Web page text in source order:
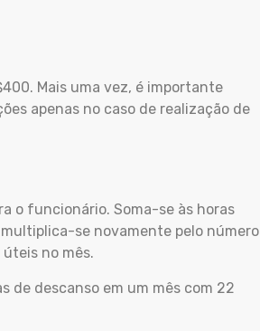
Mais uma vez, é importante
apenas no caso de realização de
o funcionário. Soma-se às horas
se novamente pelo número
no mês.
de descanso em um mês com 22